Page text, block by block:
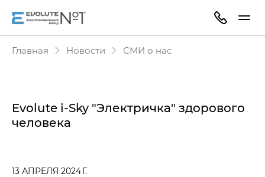
Главная Новости СМИ о нас
Evolute i-Sky "Электричка" здорового
человека
13 АПРЕЛЯ 2024 Г.